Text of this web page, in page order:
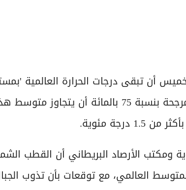
أن تبقى درجات الحرارة العالمية
أو شبه قياسية' بين عامي 2026 و2030، مرجحة بنسبة 75 بالمائة
مئوية.
ومكتب الأرصاد البريطاني أن القطب
بأكثر من 3.5 أضعاف المتوسط العالمي، مع توقعات بأن